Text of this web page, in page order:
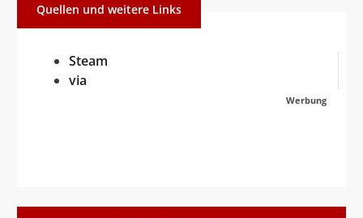
Quellen und weitere Links
Steam
via
Werbung